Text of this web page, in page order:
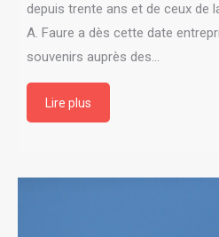
depuis trente ans et de ceux de
A. Faure a dès cette date
souvenirs auprès des…
Lire plus